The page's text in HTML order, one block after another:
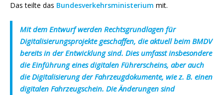
Das teilte das Bundesverkehrsministerium mit.
Mit dem Entwurf werden Rechtsgrundlagen für
Digitalisierungsprojekte geschaffen, die aktuell beim BMDV
bereits in der Entwicklung sind. Dies umfasst insbesondere
die Einführung eines digitalen Führerscheins, aber auch
die Digitalisierung der Fahrzeugdokumente, wie z. B. einen
digitalen Fahrzeugschein. Die Änderungen sind